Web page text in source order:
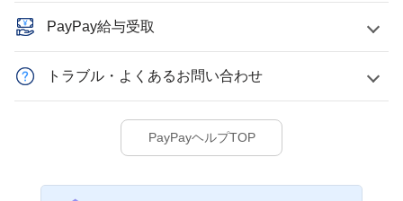
PayPay給与受取
トラブル・よくあるお問い合わせ
PayPayヘルプTOP